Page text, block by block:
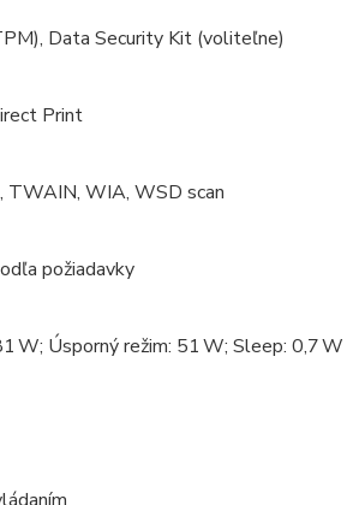
Data Security Kit (voliteľne)
Print
TWAIN, WIA, WSD scan
požiadavky
W; Úsporný režim: 51 W; Sleep: 0,7 W